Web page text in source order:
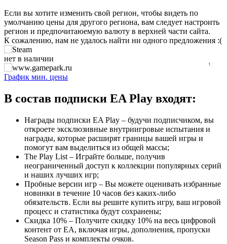
Если вы хотите изменить свой регион, чтобы видеть по
умолчанию цены для другого региона, вам следует настроить
регион и предпочитаюемую валюту в верхней части сайта.
К сожалению, нам не удалось найти ни одного предложения :(
нет в наличии
нет в наличии
t
1,795
График мин. цены
В состав подписки EA Play входят:
Награды подписки EA Play – будучи подписчиком, вы
откроете эксклюзивные внутриигровые испытания и
награды, которые расширят границы вашей игры и
помогут вам выделиться из общей массы;
The Play List – Играйте больше, получив
неограниченный доступ к коллекции популярных серий
и наших лучших игр;
Пробные версии игр – Вы можете оценивать избранные
новинки в течение 10 часов без каких-либо
обязательств. Если вы решите купить игру, ваш игровой
процесс и статистика будут сохранены;
Скидка 10% – Получите скидку 10% на весь цифровой
контент от EA, включая игры, дополнения, пропуски
Season Pass и комплекты очков.